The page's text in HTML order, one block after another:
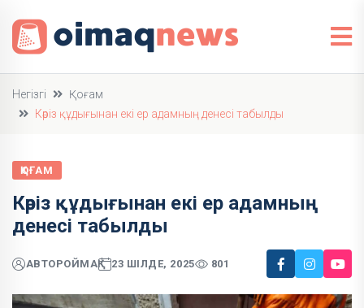
Негізгі
Қоғам
Кәріз құдығынан екі ер адамның денесі табылды
ҚОҒАМ
Кәріз құдығынан екі ер адамның
денесі табылды
АВТОРОЙМАҚ 23 ШІЛДЕ, 2025 801